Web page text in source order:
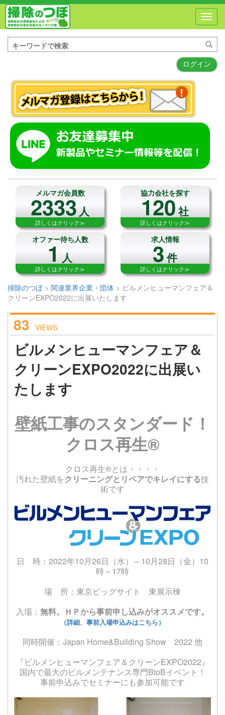
ログイン
メルマガ会員数
2333人
詳しくはクリック≫
協力会社を探す
120社
詳しくはクリック≫
オファー待ち人数
1人
詳しくはクリック≫
求人情報
3件
詳しくはクリック≫
掃除のつぼ> 関連業界企業・団体 > ビルメンヒューマンフェア＆
クリーンEXPO2022に出展いたします
83 VIEWS
ビルメンヒューマンフェア＆
クリーンEXPO2022に出展い
たします
壁紙工事のスタンダード！
クロス再生®
クロス再生®とは・・・・
汚れた壁紙をクリーニングとリペアでキレイにする技
術です
日 時：2022年10月26日（水）～10月28日（金）10
時～17時
場 所：東京ビッグサイト 東展示棟
入場： 無料。 ＨＰから事前申し込みがオススメです。
（詳細、事前入場申込みはこちら）
同時開催：Japan Home&Building Show 2022 他
『ビルメンヒューマンフェア＆クリーンEXPO2022』
国内で最大のビルメンテナンス専門BtoBイベント！
事前申込みでセミナーにも参加可能です